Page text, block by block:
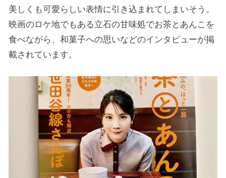
美しくも可愛らしい表情に引き込まれてしまいそう。
映画のロケ地でもある立石の甘味処でお茶とあんこを
食べながら、和菓子への思いなどのインタビューが掲
載されています。